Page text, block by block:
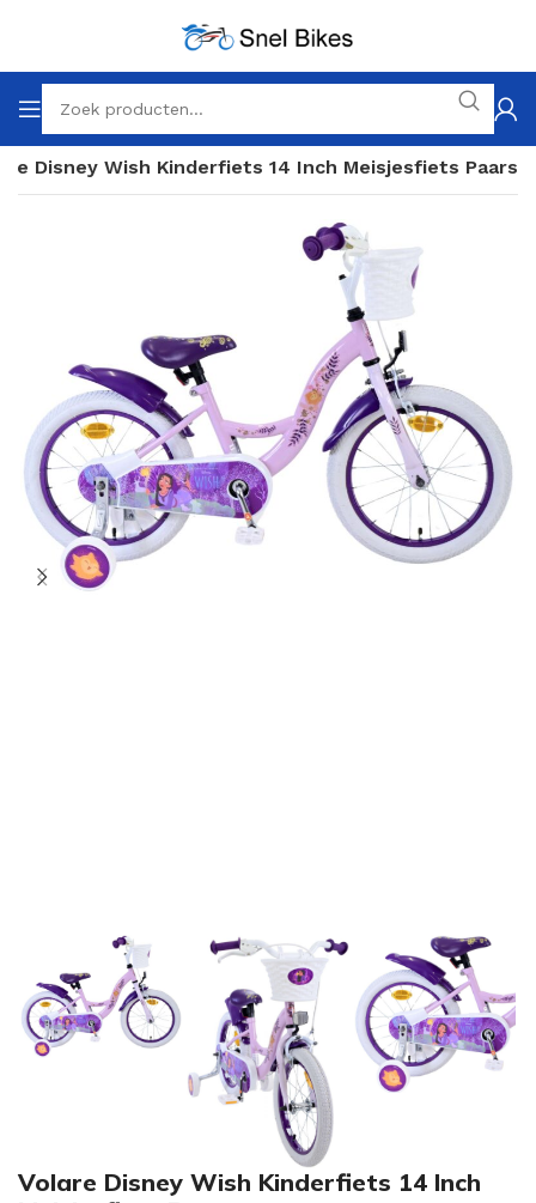
Disney Wish Kinderfiets 14 Inch Meisjesfiets Paars
Volare Disney Wish Kinderfiets 14 Inch